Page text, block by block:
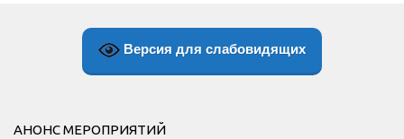
Версия для слабовидящих
АНОНС МЕРОПРИЯТИЙ